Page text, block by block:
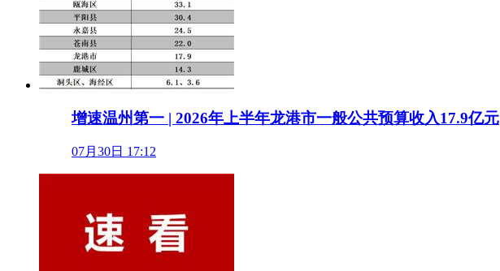
增速温州第一 | 2026年上半年龙港市一般公共预算收入17.9亿元
07月30日 17:12